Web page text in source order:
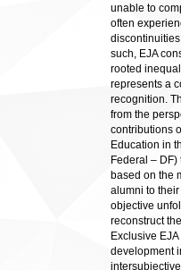
unable to
often
such, EJA
rooted
represents a
recognition.
from the
contributions
Education in
Federal –
based on the
alumni to
objective
reconstruct
Exclusive
development